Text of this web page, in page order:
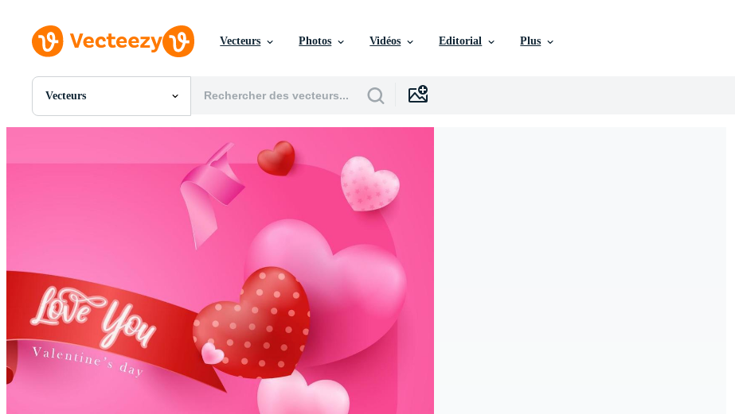
Vecteurs Photos Vidéos Editorial Plus
Vecteurs
Toutes Images
Événements Éditoriaux